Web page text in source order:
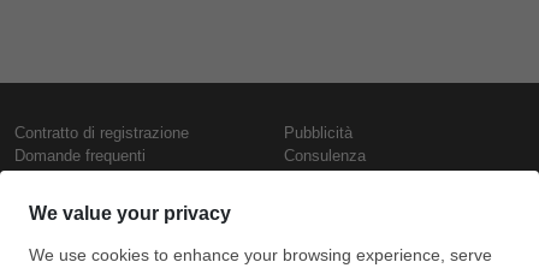
Contratto di registrazione
Domande frequenti
Presentazione
Contattaci
Termini di utilizzo
Pubblicità
Consulenza